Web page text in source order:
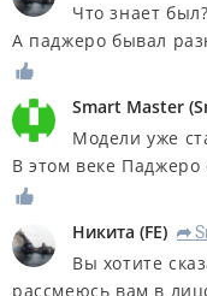
Что знает
А паджеро бывал
Smart Master (
Модели уже
В этом веке
Никита (FE) R
Вы хотите
рассмеюсь вам в